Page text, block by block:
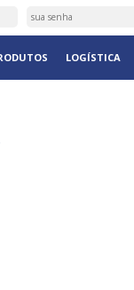
LOGÍSTICA